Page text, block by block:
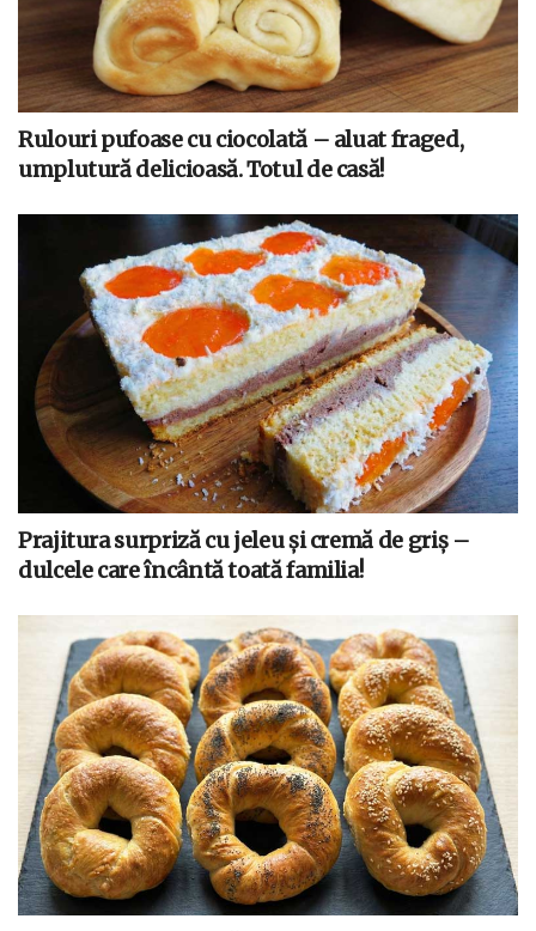
Rulouri pufoase cu ciocolată – aluat fraged,
umplutură delicioasă. Totul de casă!
Prajitura surpriză cu jeleu și cremă de griș –
dulcele care încântă toată familia!